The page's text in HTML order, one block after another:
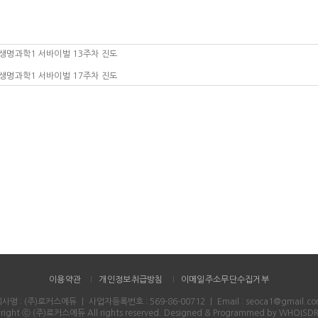
생명과학1 서바이벌 13주차 진도
생명과학1 서바이벌 17주차 진도
이용약관 개인정보취급방침 이메일주소무단수집거부
사명 : (주)로커스에듀 사업자등록번호 : 569-86-00712
Email :
ⓒ (주)로커스에듀 All rights reserved.
Designed & Programmed by